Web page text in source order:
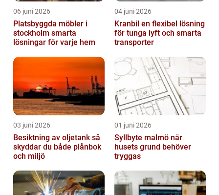
06 juni 2026
Platsbyggda möbler i
stockholm smarta
lösningar för varje hem
04 juni 2026
Kranbil en flexibel lösning
för tunga lyft och smarta
transporter
03 juni 2026
Besiktning av oljetank så
skyddar du både plånbok
och miljö
01 juni 2026
Syllbyte malmö när
husets grund behöver
tryggas